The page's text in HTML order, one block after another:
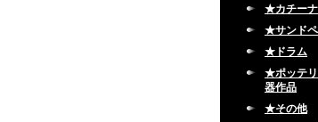
★カチー
★サンドペ
★ドラム
★ポッテ
器作品
★その他